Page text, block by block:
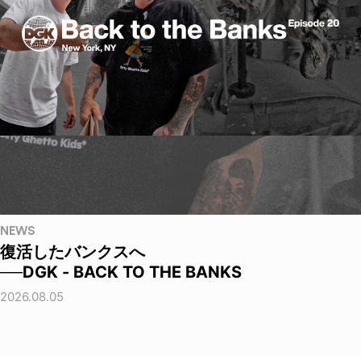
NEWS
復活したバンクスへ
──DGK - BACK TO THE BANKS
2026.08.05